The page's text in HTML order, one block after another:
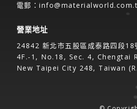
電郵：
營業地址
24842 新北市五股區成泰路四段18
4F.-1, No.18, Sec. 4, Chengtai
New Taipei City 248, Taiwan